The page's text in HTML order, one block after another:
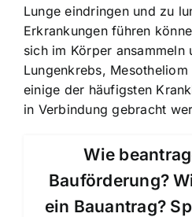
Lunge eindringen und zu
Erkrankungen führen
sich im Körper ansammeln
Lungenkrebs,
einige der häufigsten
in Verbindung gebracht
Wie
Bauförderung?
ein Bauantrag?